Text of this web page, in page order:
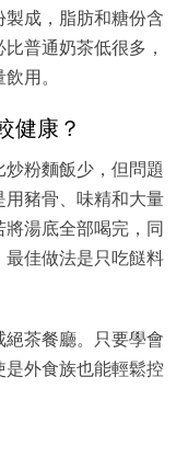
成，脂肪和糖份含
普通奶茶低很多，
用。
健康？
粉麵飯少，但問題
用豬骨、味精和大量
湯底全部喝完，同
最佳做法是只吃餸料
茶餐廳。只要學會
是外食族也能輕鬆控